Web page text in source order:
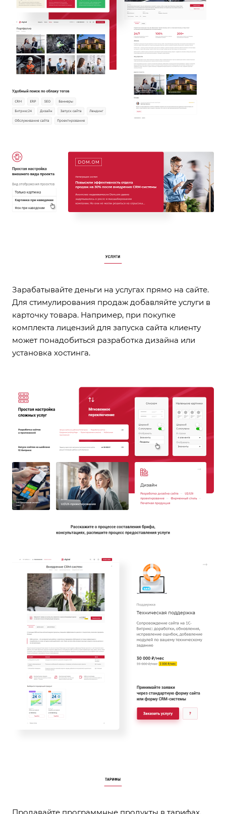
Зарабатывайте деньги на услугах прямо на сайте.
Для стимулирования продаж добавляйте услуги в
карточку товара. Например, при покупке
комплекта лицензий для запуска сайта клиенту
может понадобиться разработка дизайна или
установка хостинга.